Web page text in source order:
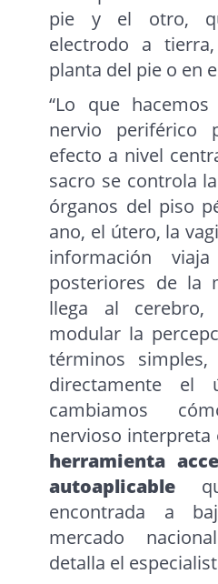
pie y el otro,
electrodo a
planta del pie o en
“Lo que
nervio periférico
efecto a nivel
sacro se controla
órganos del piso
ano, el útero, la
información
posteriores de la
llega al
modular la
términos
directamente el
cambiamos
nervioso interpreta
herramienta
autoaplicable
encontrada a
mercado
detalla el